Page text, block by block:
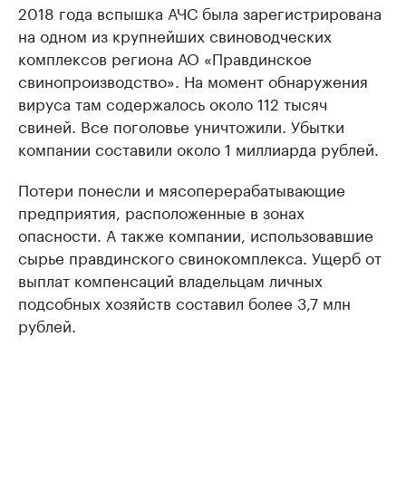
2018 года вспышка АЧС была зарегистрирована
на одном из крупнейших свиноводческих
комплексов региона АО «Правдинское
свинопроизводство». На момент обнаружения
вируса там содержалось около 112 тысяч
свиней. Все поголовье уничтожили. Убытки
компании составили около 1 миллиарда рублей.
Потери понесли и мясоперерабатывающие
предприятия, расположенные в зонах
опасности. А также компании, использовавшие
сырье правдинского свинокомплекса. Ущерб от
выплат компенсаций владельцам личных
подсобных хозяйств составил более 3,7 млн
рублей.